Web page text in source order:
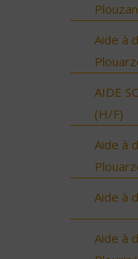
Aide à
AIDE
(H/F)
Aide à
Aide à
Aide à